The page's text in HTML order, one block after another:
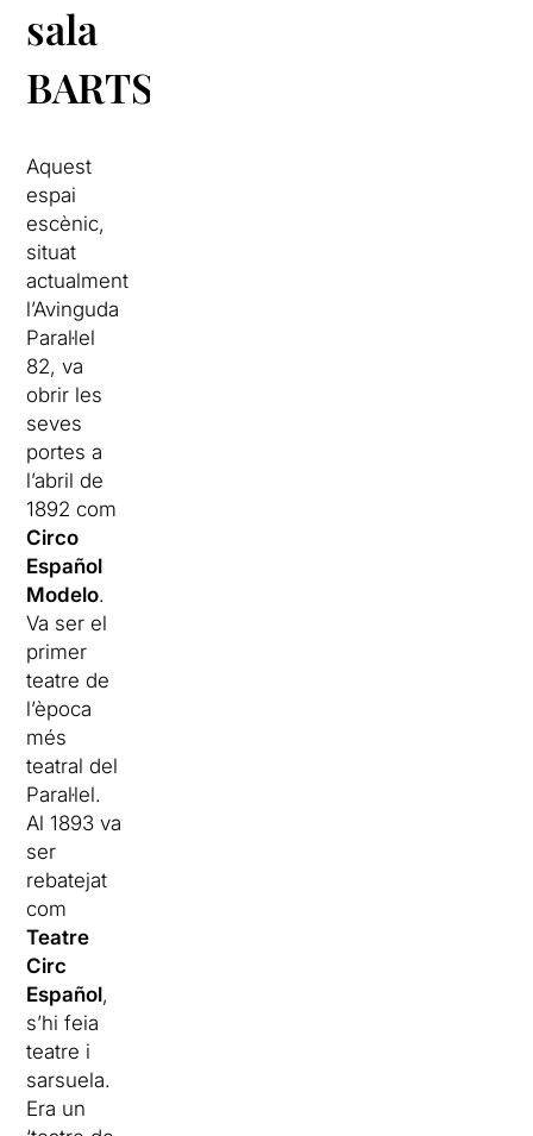
sala
BARTS
Aquest
espai
escènic,
situat
actualment
l’Avinguda
Paral·lel
82, va
obrir les
seves
portes a
l’abril de
1892 com
Circo
Español
Modelo.
Va ser el
primer
teatre de
l’època
més
teatral del
Paral·lel.
Al 1893 va
ser
rebatejat
com
Teatre
Circ
Español,
s’hi feia
teatre i
sarsuela.
Era un